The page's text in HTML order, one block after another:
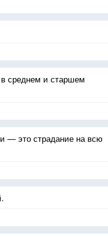
среднем и старшем
— это страдание на всю